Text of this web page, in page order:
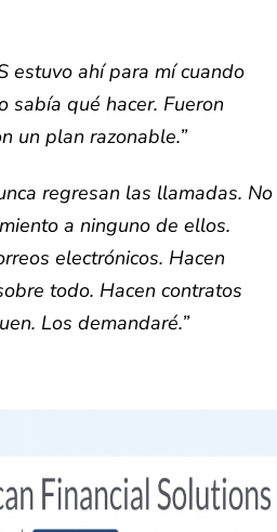
estuvo ahí para mí cuando
sabía qué hacer. Fueron
un plan razonable.”
regresan las llamadas. No
a ninguno de ellos.
electrónicos. Hacen
todo. Hacen contratos
Los demandaré.”